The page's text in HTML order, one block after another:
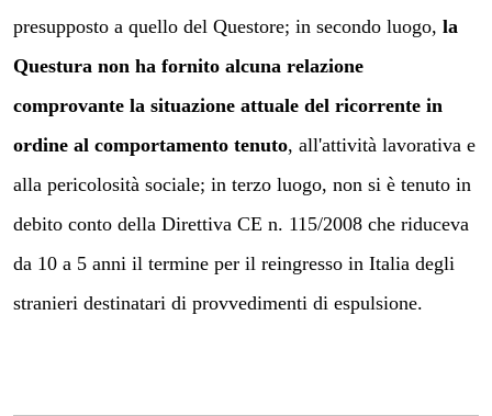
presupposto a quello del Questore; in secondo luogo, la
Questura non ha fornito alcuna relazione
comprovante la situazione attuale del ricorrente in
ordine al comportamento tenuto, all'attività lavorativa e
alla pericolosità sociale; in terzo luogo, non si è tenuto in
debito conto della Direttiva CE n. 115/2008 che riduceva
da 10 a 5 anni il termine per il reingresso in Italia degli
stranieri destinatari di provvedimenti di espulsione.